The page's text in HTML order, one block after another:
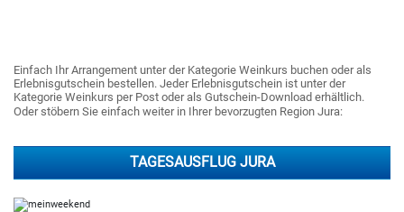
Einfach Ihr Arrangement unter der Kategorie Weinkurs buchen oder als
Erlebnisgutschein bestellen. Jeder Erlebnisgutschein ist unter der
Kategorie Weinkurs per Post oder als Gutschein-Download erhältlich.
Oder stöbern Sie einfach weiter in Ihrer bevorzugten Region Jura:
TAGESAUSFLUG JURA